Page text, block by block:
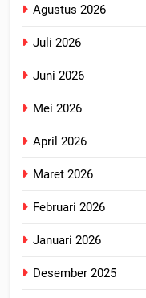
Agustus 2026
Juli 2026
Juni 2026
Mei 2026
April 2026
Maret 2026
Februari 2026
Januari 2026
Desember 2025